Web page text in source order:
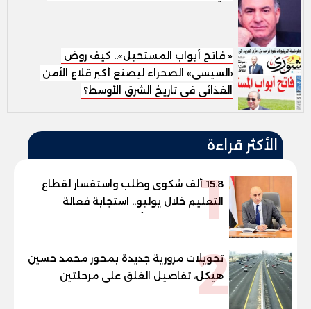
« فاتح أبواب المستحيل».. كيف روض
«السيسى» الصحراء ليصنع أكبر قلاع الأمن
الغذائى فى تاريخ الشرق الأوسط؟
الأكثر قراءة
115.8 ألف شكوى وطلب واستفسار لقطاع
التعليم خلال يوليو.. استجابة فعالة
لشكاوى الطلاب وأولياء الأمور
2
تحويلات مرورية جديدة بمحور محمد حسين
هيكل، تفاصيل الغلق على مرحلتين